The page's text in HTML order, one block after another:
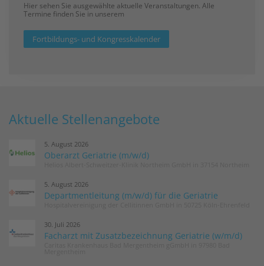
Hier sehen Sie ausgewählte aktuelle Veranstaltungen. Alle
Termine finden Sie in unserem
Fortbildungs- und Kongresskalender
Aktuelle Stellenangebote
5. August 2026
Oberarzt Geriatrie (m/w/d)
5. August 2026
Departmentleitung (m/w/d) für die Geriatrie
30. Juli 2026
Facharzt mit Zusatzbezeichnung Geriatrie (w/m/d)